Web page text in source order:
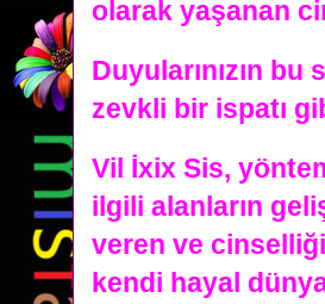
olarak yaşanan
Duyularınızın bu
zevkli bir ispatı
Vil İxix Sis,
ilgili alanların
veren ve
kendi hayal